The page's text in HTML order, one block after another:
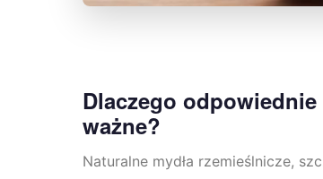
Dlaczego
ważne?
Naturalne mydła rzemieślnicze,